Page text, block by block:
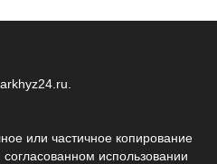
или частичное копирование
использовании